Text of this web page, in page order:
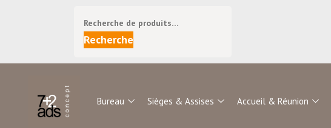
Recherche
Bureau Sièges & Assises Accueil & Réunion